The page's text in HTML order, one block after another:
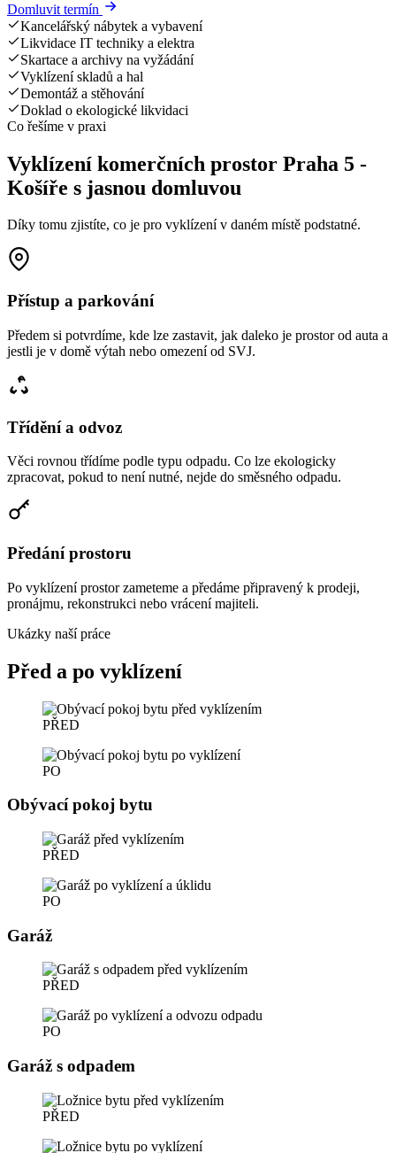
Domluvit termín
Kancelářský nábytek a vybavení
Likvidace IT techniky a elektra
Skartace a archivy na vyžádání
Vyklízení skladů a hal
Demontáž a stěhování
Doklad o ekologické likvidaci
Co řešíme v praxi
Vyklízení komerčních prostor Praha 5 -
Košíře s jasnou domluvou
Díky tomu zjistíte, co je pro vyklízení v daném místě podstatné.
Přístup a parkování
Předem si potvrdíme, kde lze zastavit, jak daleko je prostor od auta a
jestli je v domě výtah nebo omezení od SVJ.
Třídění a odvoz
Věci rovnou třídíme podle typu odpadu. Co lze ekologicky
zpracovat, pokud to není nutné, nejde do směsného odpadu.
Předání prostoru
Po vyklízení prostor zameteme a předáme připravený k prodeji,
pronájmu, rekonstrukci nebo vrácení majiteli.
Ukázky naší práce
Před a po vyklízení
PŘED
PO
Obývací pokoj bytu
PŘED
PO
Garáž
PŘED
PO
Garáž s odpadem
PŘED